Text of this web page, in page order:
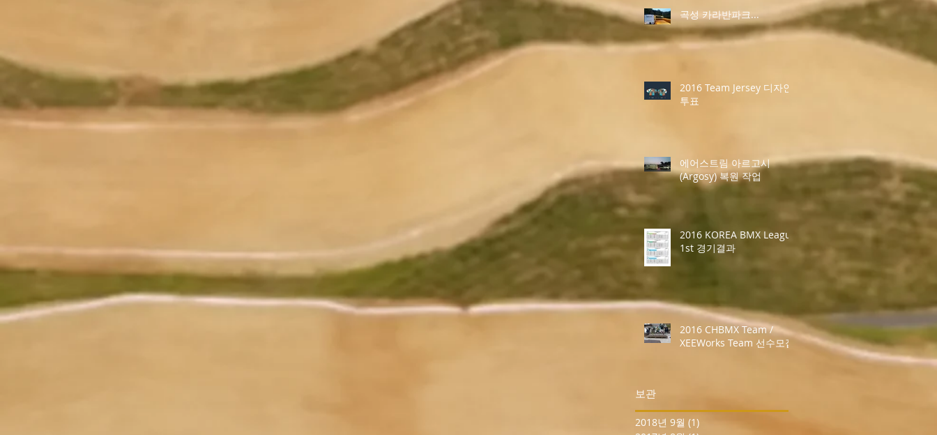
곡성 카라반파크...
2016 Team Jersey 디자인
투표
에어스트림 아르고시
(Argosy) 복원 작업
2016 KOREA BMX League
1st 경기결과
2016 CHBMX Team /
XEEWorks Team 선수모집
보관
2018년 9월 (1)